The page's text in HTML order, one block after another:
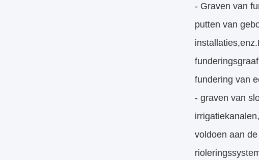
- Graven van
putten van
fundering van
- graven van
voldoen aan